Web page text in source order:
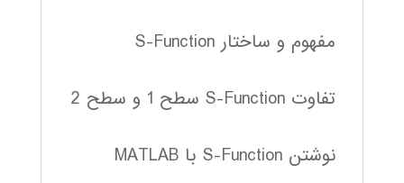
مفهوم و ساختار S-Function
تفاوت S-Function سطح 1 و سطح 2
نوشتن S-Function با MATLAB